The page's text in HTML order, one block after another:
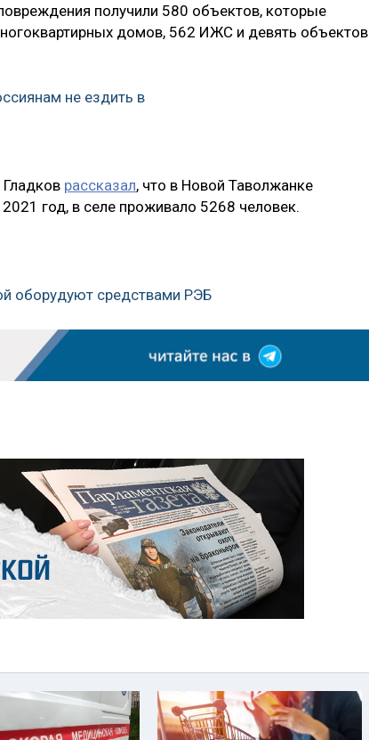
получили 580 объектов, которые
домов, 562 ИЖС и девять объектов
не ездить в
Гладков рассказал, что в Новой Таволжанке
год, в селе проживало 5268 человек.
оборудуют средствами РЭБ